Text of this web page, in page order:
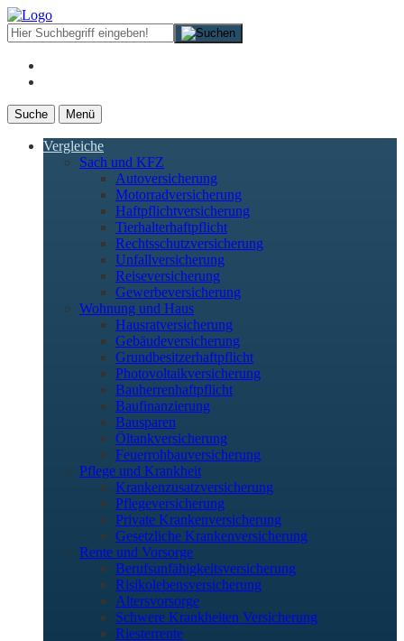
Suche Menü
Vergleiche
Sach und KFZ
Autoversicherung
Motorradversicherung
Haftpflichtversicherung
Tierhalterhaftpflicht
Rechtsschutzversicherung
Unfallversicherung
Reiseversicherung
Gewerbeversicherung
Wohnung und Haus
Hausratversicherung
Gebäudeversicherung
Grundbesitzerhaftpflicht
Photovoltaikversicherung
Bauherrenhaftpflicht
Baufinanzierung
Bausparen
Öltankversicherung
Feuerrohbauversicherung
Pflege und Krankheit
Krankenzusatzversicherung
Pflegeversicherung
Private Krankenversicherung
Gesetzliche Krankenversicherung
Rente und Vorsorge
Berufs­unfähigkeitsversicherung
Risikolebensversicherung
Altersvorsorge
Schwere Krankheiten Versicherung
Riesterrente